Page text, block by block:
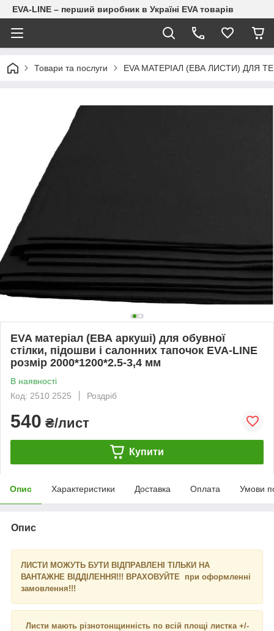
EVA-LINE – перший виробник в Україні EVA товарів
Товари та послуги EVA МАТЕРІАЛ (ЕВА ЛИСТИ) ДЛЯ
EVA матеріал (ЕВА аркуші) для обувної
стілки, підошви і салонних тапочок EVA-LINE
розмір 2000*1200*2.5-3,4 мм
В наявності
Код: 2510 2525
Роздріб
540 ₴/лист
Купити
Опис Характеристики Доставка Оплата Умови
Опис
ЛИСТИ МОЖУТЬ БУТИ ВІДПРАВЛЕНІ ТІЛЬКИ НА
ВАНТАЖНЕ ВІДДІЛЕННЯ!!! ВРАХОВУЙТЕ при оформленні
замовлення!!!
Листи мають різнотонщинність по всій площі листка +/-